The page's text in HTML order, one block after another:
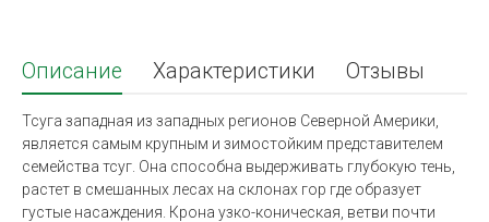
Описание Характеристики Отзывы
Тсуга западная из западных регионов Северной Америки,
является самым крупным и зимостойким представителем
семейства тсуг. Она способна выдерживать глубокую тень,
растет в смешанных лесах на склонах гор где образует
густые насаждения. Крона узко-коническая, ветви почти